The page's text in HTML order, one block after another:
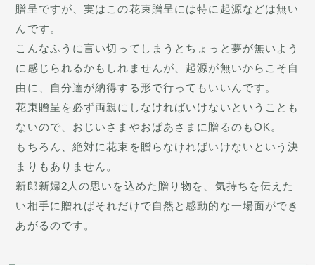
贈呈ですが、実はこの花束贈呈には特に起源などは無い
んです。
こんなふうに言い切ってしまうとちょっと夢が無いよう
に感じられるかもしれませんが、起源が無いからこそ自
由に、自分達が納得する形で行ってもいいんです。
花束贈呈を必ず両親にしなければいけないということも
ないので、おじいさまやおばあさまに贈るのもOK。
もちろん、絶対に花束を贈らなければいけないという決
まりもありません。
新郎新婦2人の思いを込めた贈り物を、気持ちを伝えた
い相手に贈ればそれだけで自然と感動的な一場面ができ
あがるのです。